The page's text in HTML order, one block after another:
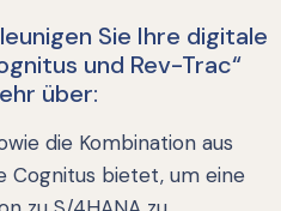
Sie Ihre digitale
und Rev-Trac“
über:
die Kombination aus
Cognitus bietet, um eine